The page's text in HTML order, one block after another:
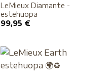
LeMieux Diamante -
estehuopa
99,95 €